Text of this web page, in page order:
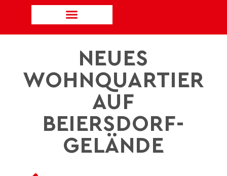
NEUES
WOHNQUARTIER
AUF
BEIERSDORF-
GELÄNDE